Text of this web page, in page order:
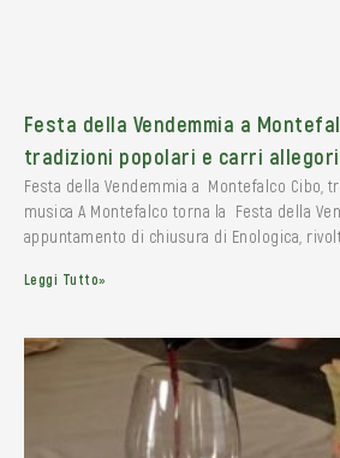
Festa della Vendemmia a
tradizioni popolari e carri
Festa della Vendemmia a Montefalco Cibo,
musica A Montefalco torna la Festa della
appuntamento di chiusura di Enologica,
Leggi Tutto»